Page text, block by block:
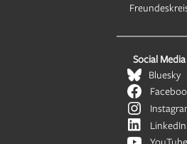
Social Media
Bluesky
LinkedIn